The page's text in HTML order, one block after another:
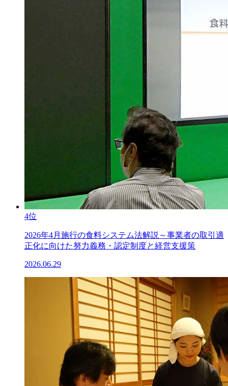
4位
2026年4月施行の食料システム法解説～事業者の取引適
正化に向けた努力義務・認定制度と経営支援策
2026.06.29